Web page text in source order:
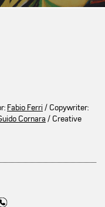
Fabio Ferri / Copywriter:
Cornara / Creative